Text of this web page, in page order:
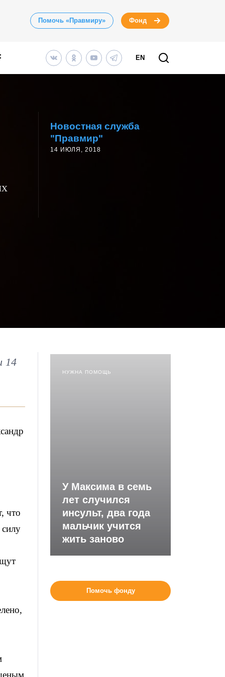
Помочь «Правмиру» Фонд
EN
Новостная служба
"Правмир"
14 ИЮЛЯ, 2018
14
что
НУЖНА ПОМОЩЬ
У Максима в семь
лет случился
инсульт, два года
мальчик учится
жить заново
Помочь фонду